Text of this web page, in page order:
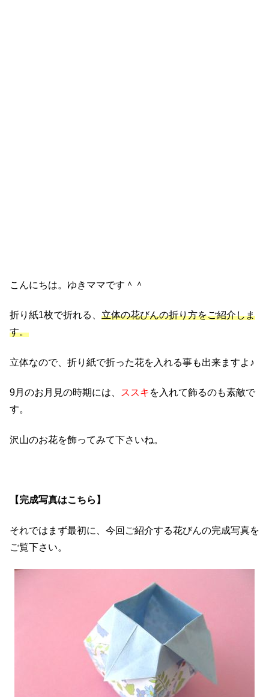
こんにちは。ゆきママです＾＾
折り紙1枚で折れる、 立体の花びんの折り方をご紹介しま
す。
立体なので、折り紙で折った花を入れる事も出来ますよ♪
9月のお月見の時期には、 ススキ を入れて飾るのも素敵で
す。
沢山のお花を飾ってみて下さいね。
【完成写真はこちら】
それではまず最初に、今回ご紹介する花びんの完成写真を
ご覧下さい。